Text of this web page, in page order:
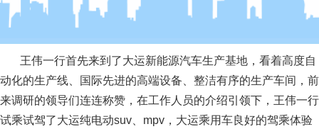
王伟一行首先来到了大运新能源汽车生产基地，看着高度自
动化的生产线、国际先进的高端设备、整洁有序的生产车间，前
来调研的领导们连连称赞，在工作人员的介绍引领下，王伟一行
试乘试驾了大运纯电动suv、mpv，大运乘用车良好的驾乘体验